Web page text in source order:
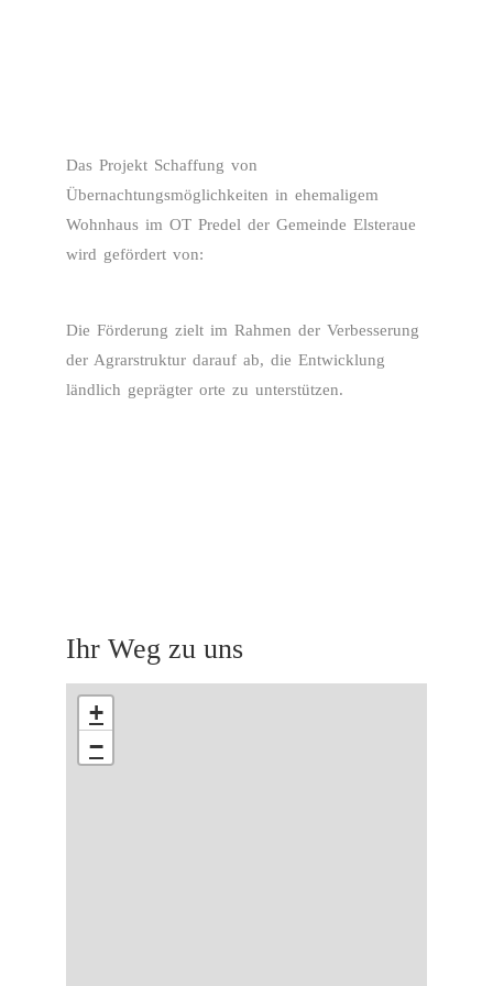
Das Projekt Schaffung von
Übernachtungsmöglichkeiten in ehemaligem
Wohnhaus im OT Predel der Gemeinde Elsteraue
wird gefördert von:
Die Förderung zielt im Rahmen der Verbesserung
der Agrarstruktur darauf ab, die Entwicklung
ländlich geprägter orte zu unterstützen.
Ihr Weg zu uns
+
−